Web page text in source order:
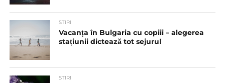
STIRI
Vacanța în Bulgaria cu copiii – alegerea
stațiunii dictează tot sejurul
STIRI